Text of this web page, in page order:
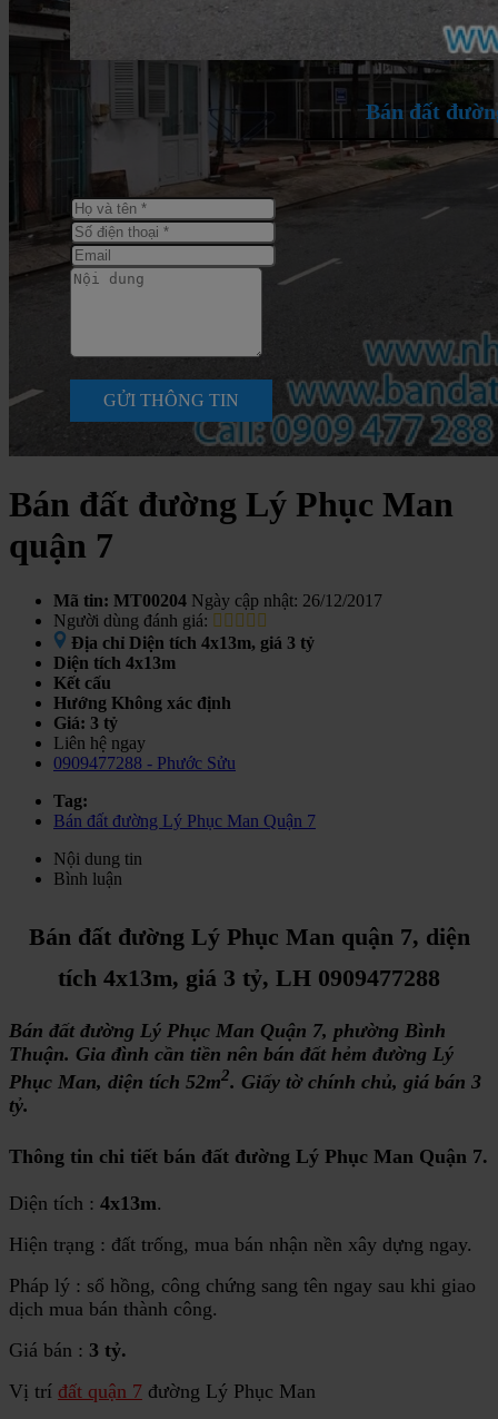
Bán đất đường Lý Phục Man
quận 7
Mã tin: MT00204 Ngày cập nhật: 26/12/2017
Người dùng đánh giá:
Địa chỉ Diện tích 4x13m, giá 3 tỷ
Diện tích 4x13m
Kết cấu
Hướng Không xác định
Giá: 3 tỷ
Liên hệ ngay
0909477288 - Phước Sửu
Tag:
Bán đất đường Lý Phục Man Quận 7
Bán đất
GỬI THÔNG TIN
Nội dung tin
Bình luận
Bán đất đường Lý Phục Man quận 7, diện
tích 4x13m, giá 3 tỷ, LH 0909477288
Bán đất đường Lý Phục Man Quận 7, phường Bình
Thuận. Gia đình cần tiền nên bán đất hẻm đường Lý
Phục Man, diện tích 52m2. Giấy tờ chính chủ, giá bán 3
tỷ.
Thông tin chi tiết bán đất đường Lý Phục Man Quận 7.
Diện tích : 4x13m.
Hiện trạng : đất trống, mua bán nhận nền xây dựng ngay.
Pháp lý : sổ hồng, công chứng sang tên ngay sau khi giao
dịch mua bán thành công.
Giá bán : 3 tỷ.
Vị trí đất quận 7 đường Lý Phục Man